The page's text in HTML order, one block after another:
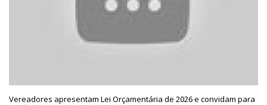
Vereadores apresentam Lei Orçamentária de 2026 e convidam para